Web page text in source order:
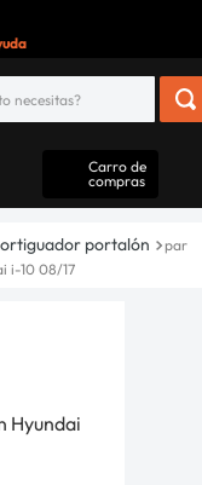
Carro de
compras
portalón
par
i-10 08/17
Hyundai